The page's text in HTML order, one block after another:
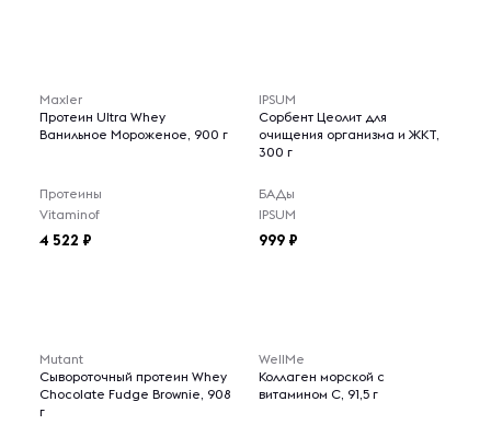
Maxler
Протеин Ultra Whey
Ванильное Мороженое, 900 г
Протеины
Vitaminof
4 522
IPSUM
Сорбент Цеолит для
очищения организма и ЖКТ,
300 г
БАДы
IPSUM
999
Mutant
Сывороточный протеин Whey
Chocolate Fudge Brownie, 908
г
WellMe
Коллаген морской с
витамином С, 91,5 г